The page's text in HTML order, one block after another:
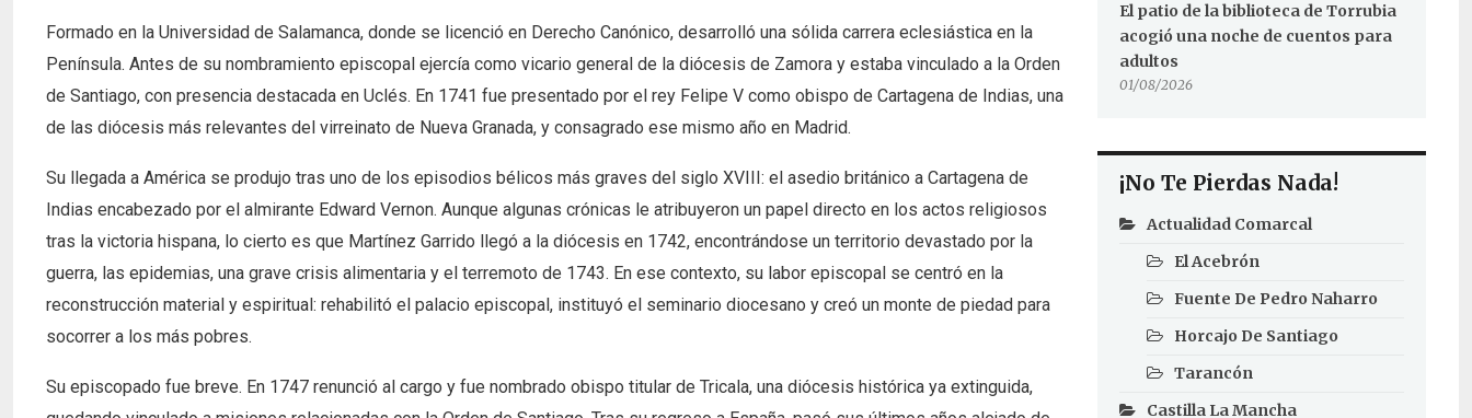
Formado en la Universidad de Salamanca, donde se licenció en Derecho Canónico, desarrolló una sólida carrera eclesiástica en la
Península. Antes de su nombramiento episcopal ejercía como vicario general de la diócesis de Zamora y estaba vinculado a la Orden
de Santiago, con presencia destacada en Uclés. En 1741 fue presentado por el rey Felipe V como obispo de Cartagena de Indias, una
de las diócesis más relevantes del virreinato de Nueva Granada, y consagrado ese mismo año en Madrid.
Su llegada a América se produjo tras uno de los episodios bélicos más graves del siglo XVIII: el asedio británico a Cartagena de
Indias encabezado por el almirante Edward Vernon. Aunque algunas crónicas le atribuyeron un papel directo en los actos religiosos
tras la victoria hispana, lo cierto es que Martínez Garrido llegó a la diócesis en 1742, encontrándose un territorio devastado por la
guerra, las epidemias, una grave crisis alimentaria y el terremoto de 1743. En ese contexto, su labor episcopal se centró en la
reconstrucción material y espiritual: rehabilitó el palacio episcopal, instituyó el seminario diocesano y creó un monte de piedad para
socorrer a los más pobres.
Su episcopado fue breve. En 1747 renunció al cargo y fue nombrado obispo titular de Tricala, una diócesis histórica ya extinguida,
El patio de la biblioteca de Torrubia
acogió una noche de cuentos para
adultos
01/08/2026
¡No Te Pierdas Nada!
Actualidad Comarcal
El Acebrón
Fuente De Pedro Naharro
Horcajo De Santiago
Tarancón
Castilla La Mancha